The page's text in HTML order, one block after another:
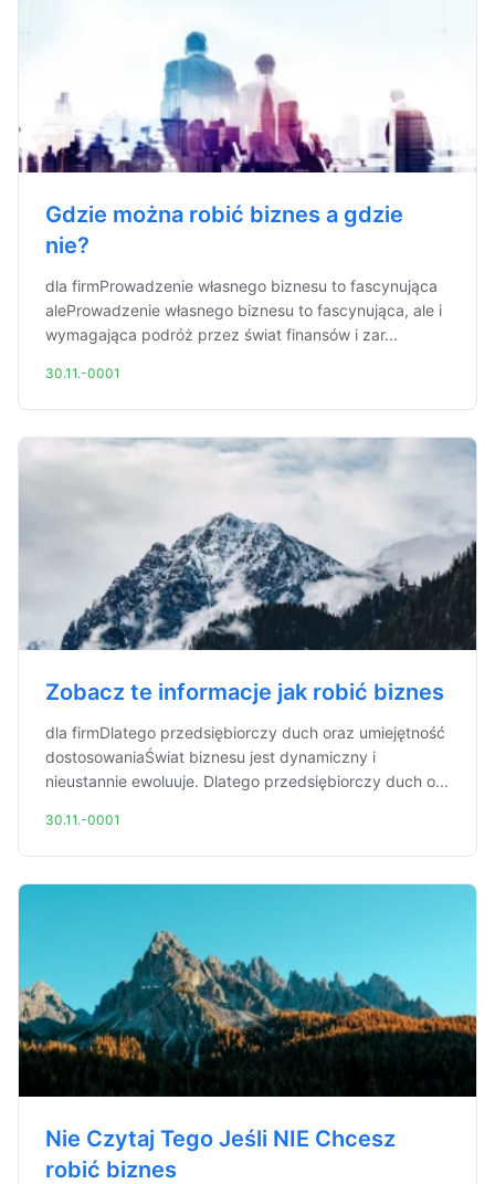
Gdzie można robić biznes a gdzie
nie?
dla firmProwadzenie własnego biznesu to fascynująca
aleProwadzenie własnego biznesu to fascynująca, ale i
wymagająca podróż przez świat finansów i zar...
30.11.-0001
Zobacz te informacje jak robić biznes
dla firmDlatego przedsiębiorczy duch oraz umiejętność
dostosowaniaŚwiat biznesu jest dynamiczny i
nieustannie ewoluuje. Dlatego przedsiębiorczy duch o...
30.11.-0001
Nie Czytaj Tego Jeśli NIE Chcesz
robić biznes